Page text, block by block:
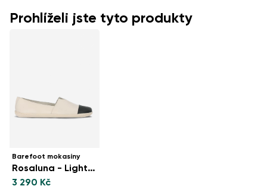
Prohlíželi jste tyto produkty
Barefoot mokasíny
Rosaluna - Light Beige
3 290 Kč